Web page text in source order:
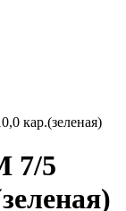
кар.(зеленая)
7/5